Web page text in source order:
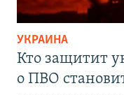
УКРАИНА
Кто защитит
о ПВО